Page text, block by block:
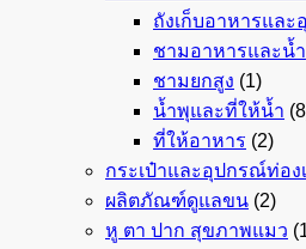
ถังเก็บอาหารแล
ชามอาหารและน้ำ
ชามยกสูง (1)
น้ำพุและที่ให้น้ำ
ที่ให้อาหาร (2)
กระเป๋าและอุปกรณ์ท่อง
ผลิตภัณฑ์ดูแลขน (2)
หู ตา ปาก สุขภาพแมว